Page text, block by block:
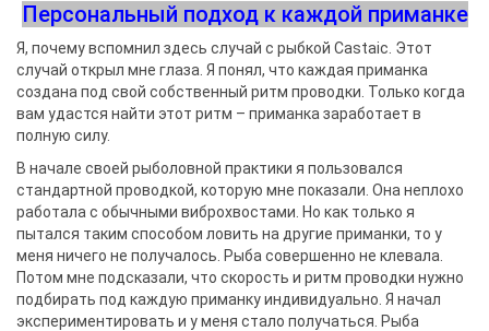
Персональный подход к каждой приманке
Я, почему вспомнил здесь случай с рыбкой Castaic. Этот
случай открыл мне глаза. Я понял, что каждая приманка
создана под свой собственный ритм проводки. Только когда
вам удастся найти этот ритм – приманка заработает в
полную силу.
В начале своей рыболовной практики я пользовался
стандартной проводкой, которую мне показали. Она неплохо
работала с обычными виброхвостами. Но как только я
пытался таким способом ловить на другие приманки, то у
меня ничего не получалось. Рыба совершенно не клевала.
Потом мне подсказали, что скорость и ритм проводки нужно
подбирать под каждую приманку индивидуально. Я начал
экспериментировать и у меня стало получаться. Рыба